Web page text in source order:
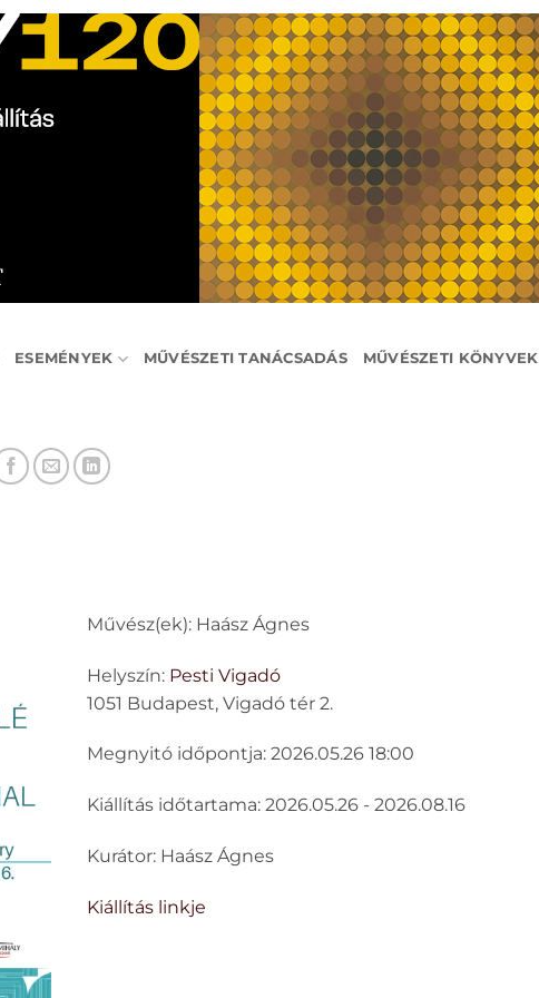
ESEMÉNYEK MŰVÉSZETI TANÁCSADÁS MŰVÉSZETI KÖNYVEK
Művész(ek): Haász Ágnes
Helyszín: Pesti Vigadó
1051 Budapest, Vigadó tér 2.
Megnyitó időpontja: 2026.05.26 18:00
Kiállítás időtartama: 2026.05.26 - 2026.08.16
Kurátor: Haász Ágnes
Kiállítás linkje